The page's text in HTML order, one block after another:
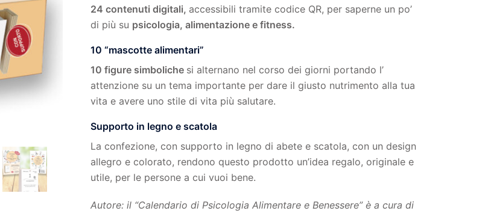
24 contenuti digitali, accessibili tramite codice QR, per saperne un po’
di più su psicologia, alimentazione e fitness.
10 “mascotte alimentari”
10 figure simboliche si alternano nel corso dei giorni portando l’
attenzione su un tema importante per dare il giusto nutrimento alla tua
vita e avere uno stile di vita più salutare.
Supporto in legno e scatola
La confezione, con supporto in legno di abete e scatola, con un design
allegro e colorato, rendono questo prodotto un’idea regalo, originale e
utile, per le persone a cui vuoi bene.
Autore: il “Calendario di Psicologia Alimentare e Benessere” è a cura di